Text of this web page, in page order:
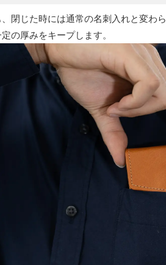
閉じた時には通常の名刺入れと変わ
の厚みをキープします。